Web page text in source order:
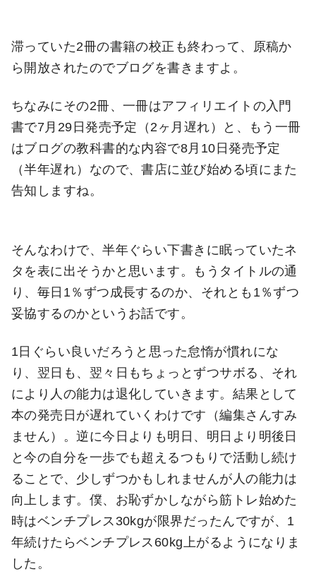
滞っていた2冊の書籍の校正も終わって、原稿か
ら開放されたのでブログを書きますよ。
ちなみにその2冊、一冊はアフィリエイトの入門
書で7月29日発売予定（2ヶ月遅れ）と、もう一冊
はブログの教科書的な内容で8月10日発売予定
（半年遅れ）なので、書店に並び始める頃にまた
告知しますね。
そんなわけで、半年ぐらい下書きに眠っていたネ
タを表に出そうかと思います。もうタイトルの通
り、毎日1％ずつ成長するのか、それとも1％ずつ
妥協するのかというお話です。
1日ぐらい良いだろうと思った怠惰が慣れにな
り、翌日も、翌々日もちょっとずつサボる、それ
により人の能力は退化していきます。結果として
本の発売日が遅れていくわけです（編集さんすみ
ません）。逆に今日よりも明日、明日より明後日
と今の自分を一歩でも超えるつもりで活動し続け
ることで、少しずつかもしれませんが人の能力は
向上します。僕、お恥ずかしながら筋トレ始めた
時はベンチプレス30kgが限界だったんですが、1
年続けたらベンチプレス60kg上がるようになりま
した。